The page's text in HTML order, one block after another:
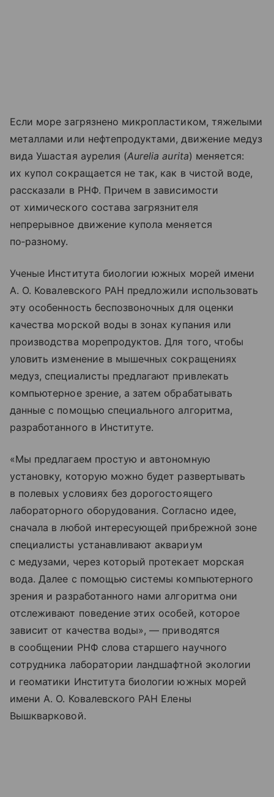
Если море загрязнено микропластиком, тяжелыми
металлами или нефтепродуктами, движение медуз
вида Ушастая аурелия (Aurelia aurita) меняется:
их купол сокращается не так, как в чистой воде,
рассказали в РНФ. Причем в зависимости
от химического состава загрязнителя
непрерывное движение купола меняется
по‑разному.
Ученые Института биологии южных морей имени
А. О. Ковалевского РАН предложили использовать
эту особенность беспозвоночных для оценки
качества морской воды в зонах купания или
производства морепродуктов. Для того, чтобы
уловить изменение в мышечных сокращениях
медуз, специалисты предлагают привлекать
компьютерное зрение, а затем обрабатывать
данные с помощью специального алгоритма,
разработанного в Институте.
«Мы предлагаем простую и автономную
установку, которую можно будет развертывать
в полевых условиях без дорогостоящего
лабораторного оборудования. Согласно идее,
сначала в любой интересующей прибрежной зоне
специалисты устанавливают аквариум
с медузами, через который протекает морская
вода. Далее с помощью системы компьютерного
зрения и разработанного нами алгоритма они
отслеживают поведение этих особей, которое
зависит от качества воды», — приводятся
в сообщении РНФ слова старшего научного
сотрудника лаборатории ландшафтной экологии
и геоматики Института биологии южных морей
имени А. О. Ковалевского РАН Елены
Вышкварковой.